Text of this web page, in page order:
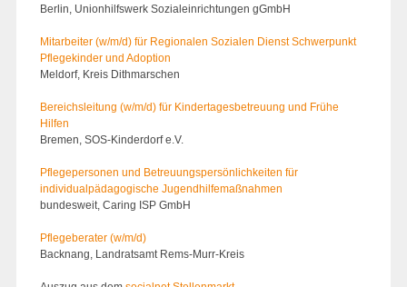
Berlin, Unionhilfswerk Sozialeinrichtungen gGmbH
Mitarbeiter (w/m/d) für Regionalen Sozialen Dienst Schwerpunkt
Pflegekinder und Adoption
Meldorf, Kreis Dithmarschen
Bereichsleitung (w/m/d) für Kindertages­betreuung und Frühe
Hilfen
Bremen, SOS-Kinderdorf e.V.
Pflegepersonen und Betreuungs­persönlichkeiten für
individualpädagogische Jugendhilfemaßnahmen
bundesweit, Caring ISP GmbH
Pflegeberater (w/m/d)
Backnang, Landratsamt Rems-Murr-Kreis